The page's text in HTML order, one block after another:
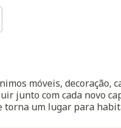
móveis, decoração,
junto com cada novo
torna um lugar para